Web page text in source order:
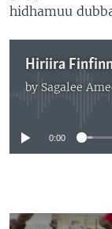
hidhamuu
by Sagalee
No
0:00